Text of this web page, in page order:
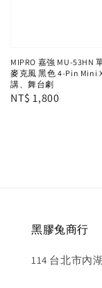
MIPRO 嘉強 MU-53HN
麥克風 黑色 4-Pin Mini
講、舞台劇
Regular
NT$ 1,800
黑膠兔商行
114 台北市內